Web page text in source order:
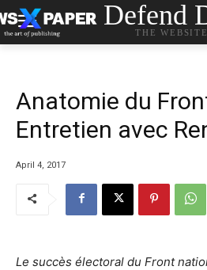
Defend
THE
Anatomie du
Entretien avec
April 4, 2017
Le succès électoral du Front